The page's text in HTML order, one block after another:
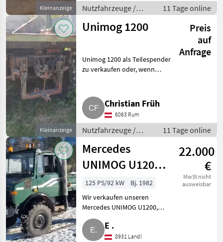
Kleinanzeige
Unimog 1600
Nutzfahrzeuge /
Lastwagen (LKW)
11 Tage online
Kleinanzeige
Unimog 1200
Preis
auf
Anfrage
Unimog 1200 als Teilespender
zu verkaufen oder, wenn
Nutzfahrzeuge Lastwagen
(LKW)
Christian Früh
6063 Rum
Nutzfahrzeuge /
Lastwagen (LKW)
11 Tage online
Mercedes
UNIMOG U1200,
Bj. 1982
22.000
€
MwSt nicht
ausweisbar
125 PS/92 kW
Bj. 1982
Wir verkaufen unseren
Mercedes UNIMOG U1200,
technisch und optisch in
einwandfreiem Zustand. Typ:
OM 352 A, wassergekühlter
E .
8931 Landl